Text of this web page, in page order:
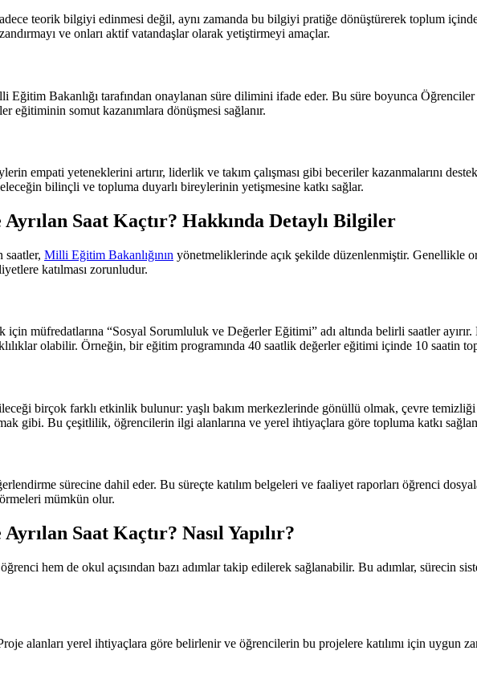
teorik bilgiyi edinmesi değil, aynı zamanda bu bilgiyi pratiğe dönüştürerek toplum
ve onları aktif vatandaşlar olarak yetiştirmeyi amaçlar.
Bakanlığı tarafından onaylanan süre dilimini ifade eder. Bu süre boyunca
eğitiminin somut kazanımlara dönüşmesi sağlanır.
empati yeteneklerini artırır, liderlik ve takım çalışması gibi beceriler kazanmalarını
bilinçli ve topluma duyarlı bireylerinin yetişmesine katkı sağlar.
Saat Kaçtır? Hakkında Detaylı Bilgiler
saatler, Milli Eğitim Bakanlığının yönetmeliklerinde açık şekilde düzenlenmiştir. Genellikle
katılması zorunludur.
müfredatlarına “Sosyal Sorumluluk ve Değerler Eğitimi” adı altında belirli saatler
olabilir. Örneğin, bir eğitim programında 40 saatlik değerler eğitimi içinde 10 saatin
birçok farklı etkinlik bulunur: yaşlı bakım merkezlerinde gönüllü olmak, çevre
gibi. Bu çeşitlilik, öğrencilerin ilgi alanlarına ve yerel ihtiyaçlara göre topluma katkı
sürecine dahil eder. Bu süreçte katılım belgeleri ve faaliyet raporları öğrenci
mümkün olur.
Saat Kaçtır? Nasıl Yapılır?
hem de okul açısından bazı adımlar takip edilerek sağlanabilir. Bu adımlar, sürecin
alanları yerel ihtiyaçlara göre belirlenir ve öğrencilerin bu projelere katılımı için uygun